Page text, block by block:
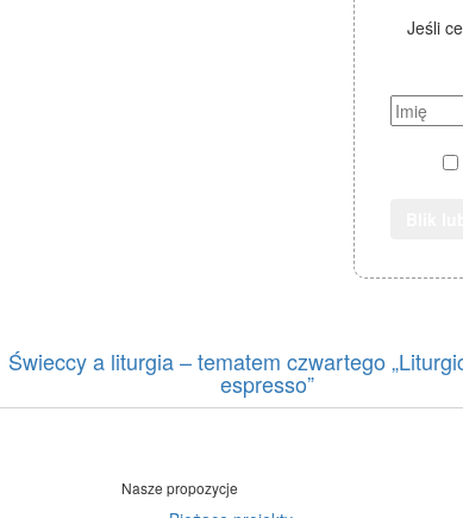
Jeśli
Świeccy a liturgia – tematem czwartego
espresso”
Nasze propozycje